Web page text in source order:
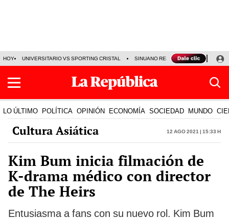
HOY UNIVERSITARIO VS SPORTING CRISTAL SINUANO RESULTADOS HOY
LO ÚLTIMO POLÍTICA OPINIÓN ECONOMÍA SOCIEDAD MUNDO
Cultura Asiática 12 Ago 2021 | 15:33 h
Kim Bum inicia filmación de
K-drama médico con director
de The Heirs
Entusiasma a fans con su nuevo rol. Kim Bum